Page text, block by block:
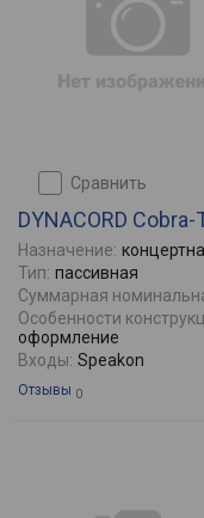
сравнить
DYNACORD Cobra-
Назначение:
Тип: пасcивная
Суммарная
Особенности
оформление
Входы: Speakon
Отзывы 0